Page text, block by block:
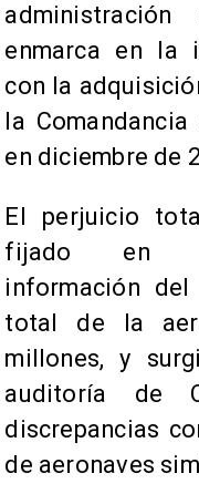
enmarca en la
con la
la
en diciembre de
El perjuicio
fijado en
información del
total de la
millones, y
auditoría de
discrepancias
de aeronaves